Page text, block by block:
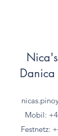
Danica
Mobil:
Festnetz: